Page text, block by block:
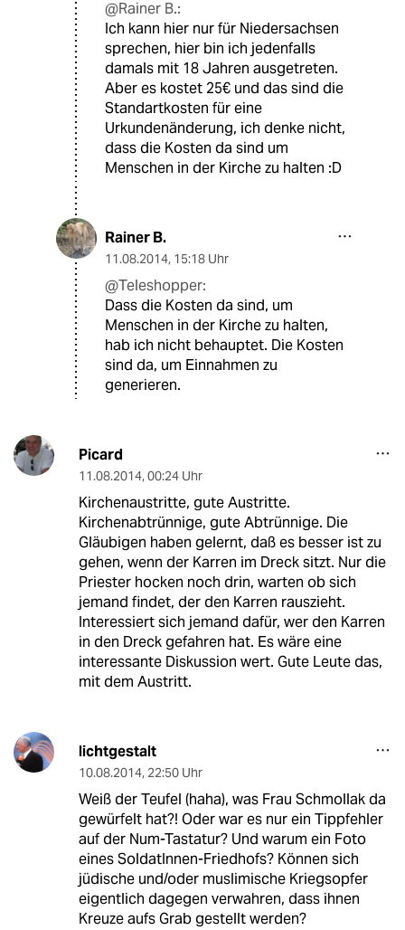
@Rainer B.:
Ich kann hier nur für Niedersachsen
sprechen, hier bin ich jedenfalls
damals mit 18 Jahren ausgetreten.
Aber es kostet 25€ und das sind die
Standartkosten für eine
Urkundenänderung, ich denke nicht,
dass die Kosten da sind um
Menschen in der Kirche zu halten :D
Rainer B.
11.08.2014, 15:18 Uhr
@Teleshopper:
Dass die Kosten da sind, um
Menschen in der Kirche zu halten,
hab ich nicht behauptet. Die Kosten
sind da, um Einnahmen zu
generieren.
Picard
11.08.2014, 00:24 Uhr
Kirchenaustritte, gute Austritte.
Kirchenabtrünnige, gute Abtrünnige. Die
Gläubigen haben gelernt, daß es besser ist zu
gehen, wenn der Karren im Dreck sitzt. Nur die
Priester hocken noch drin, warten ob sich
jemand findet, der den Karren rauszieht.
Interessiert sich jemand dafür, wer den Karren
in den Dreck gefahren hat. Es wäre eine
interessante Diskussion wert. Gute Leute das,
mit dem Austritt.
lichtgestalt
10.08.2014, 22:50 Uhr
Weiß der Teufel (haha), was Frau Schmollak da
gewürfelt hat?! Oder war es nur ein Tippfehler
auf der Num-Tastatur? Und warum ein Foto
eines SoldatInnen-Friedhofs? Können sich
jüdische und/oder muslimische Kriegsopfer
eigentlich dagegen verwahren, dass ihnen
Kreuze aufs Grab gestellt werden?